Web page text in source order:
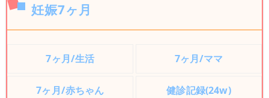
妊娠7ヶ月
7ヶ月/生活 7ヶ月/ママ
7ヶ月/赤ちゃん 健診記録(24w)